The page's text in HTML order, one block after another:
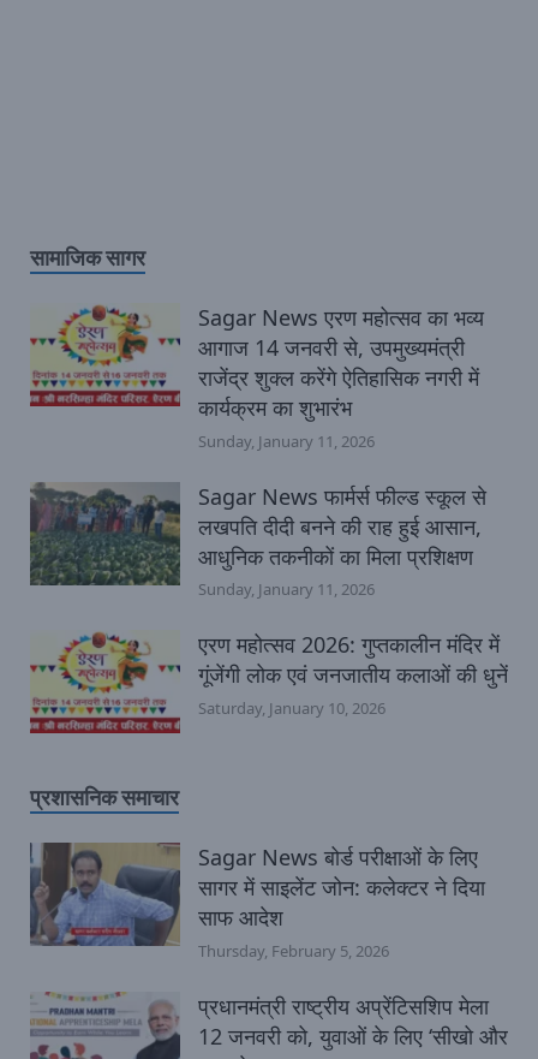
सामाजिक सागर
Sagar News एरण महोत्सव का भव्य
आगाज 14 जनवरी से, उपमुख्यमंत्री
राजेंद्र शुक्ल करेंगे ऐतिहासिक नगरी में
कार्यक्रम का शुभारंभ
Sunday, January 11, 2026
Sagar News फार्मर्स फील्ड स्कूल से
लखपति दीदी बनने की राह हुई आसान,
आधुनिक तकनीकों का मिला प्रशिक्षण
Sunday, January 11, 2026
एरण महोत्सव 2026: गुप्तकालीन मंदिर में
गूंजेंगी लोक एवं जनजातीय कलाओं की धुनें
Saturday, January 10, 2026
प्रशासनिक समाचार
Sagar News बोर्ड परीक्षाओं के लिए
सागर में साइलेंट जोन: कलेक्टर ने दिया
साफ आदेश
Thursday, February 5, 2026
प्रधानमंत्री राष्ट्रीय अप्रेंटिसशिप मेला
12 जनवरी को, युवाओं के लिए ‘सीखो और